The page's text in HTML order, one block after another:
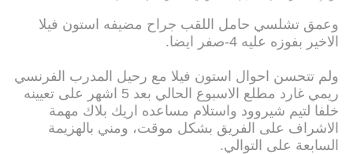
وعمق تشلسي حامل اللقب جراح مضيفه استون فيلا
الاخير بفوزه عليه 4-صفر ايضا.
ولم تتحسن احوال استون فيلا مع رحيل المدرب الفرنسي
ريمي غارد مطلع الاسبوع الحالي بعد 5 اشهر على تعيينه
خلفا لتيم شيروود واستلام مساعده اريك بلاك مهمة
الاشراف على الفريق بشكل موقت، ومني بالهزيمة
السابعة على التوالي.